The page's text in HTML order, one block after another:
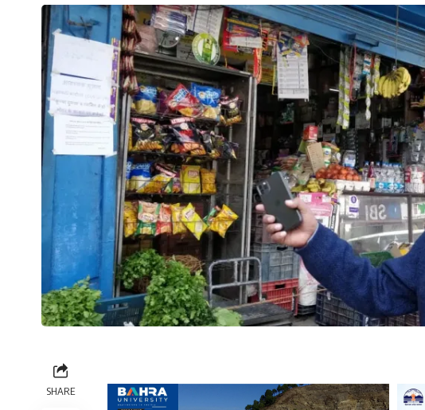
SHARE